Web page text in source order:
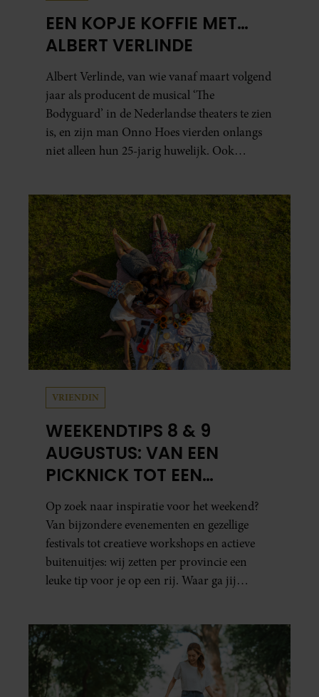
EEN KOPJE KOFFIE MET…
ALBERT VERLINDE
Albert Verlinde, van wie vanaf maart volgend
jaar als producent de musical ‘The
Bodyguard’ in de Nederlandse theaters te zien
is, en zijn man Onno Hoes vierden onlangs
niet alleen hun 25-jarig huwelijk. Ook
VRIENDIN
WEEKENDTIPS 8 & 9
AUGUSTUS: VAN EEN
PICKNICK TOT EEN
VOGELHUISJE MAKEN
Op zoek naar inspiratie voor het weekend?
Van bijzondere evenementen en gezellige
festivals tot creatieve workshops en actieve
buitenuitjes: wij zetten per provincie een
leuke tip voor je op een rij. Waar ga jij